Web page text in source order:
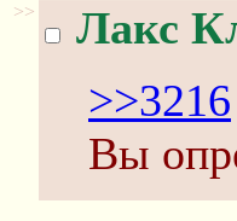
>> Лакс
>>3216
Вы